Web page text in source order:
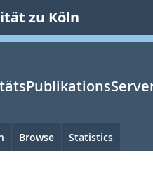
zu Köln
Browse Statistics